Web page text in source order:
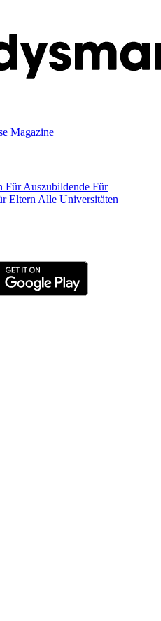
Magazine
Für Auszubildende Für
Eltern Alle Universitäten